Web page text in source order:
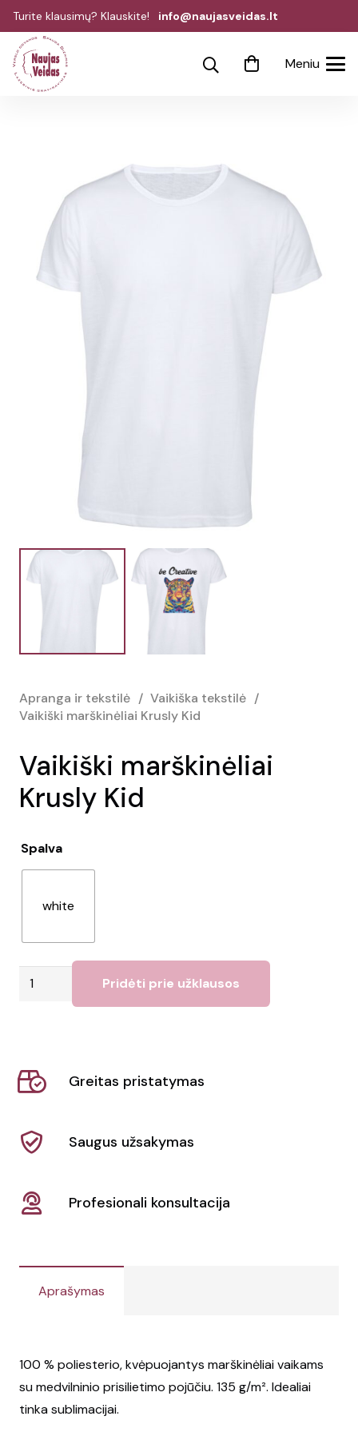
Turite klausimų? Klauskite! info@naujasveidas.lt
Meniu
Apranga ir tekstilė / Vaikiška tekstilė /
Vaikiški marškinėliai Krusly Kid
Vaikiški marškinėliai
Krusly Kid
Spalva
white
produkto
Kid
Pridėti prie užklausos
Greitas pristatymas
Saugus užsakymas
Profesionali konsultacija
Aprašymas
100 % poliesterio, kvėpuojantys marškinėliai vaikams
su medvilninio prisilietimo pojūčiu. 135 g/m². Idealiai
tinka sublimacijai.